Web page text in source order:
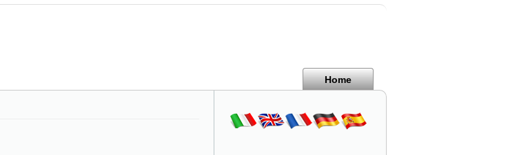
Home